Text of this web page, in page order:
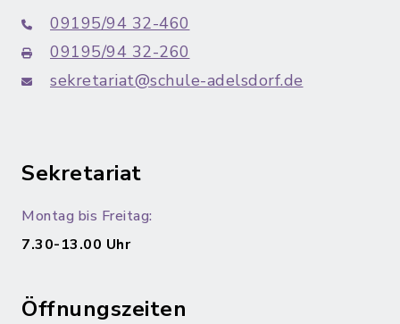
09195/94 32-460
09195/94 32-260
sekretariat@schule-adelsdorf.de
Sekretariat
Montag bis Freitag:
7.30-13.00 Uhr
Öffnungszeiten